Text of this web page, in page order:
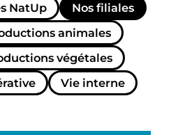
NatUp
Nos filiales
animales
végétales
Vie interne